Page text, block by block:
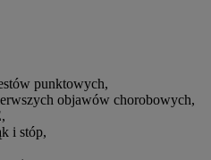
punktowych,
objawów chorobowych,
i stóp,